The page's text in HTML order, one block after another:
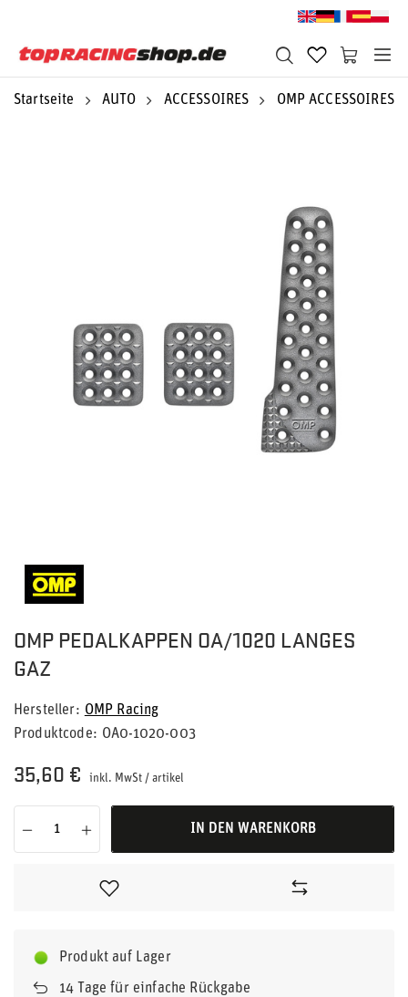
Startseite AUTO ACCESSOIRES OMP ACCESSOIRES
OMP PEDALKAPPEN OA/1020 LANGES
GAZ
Hersteller
OMP Racing
Produktcode
OA0-1020-003
35,60 € inkl. MwSt / artikel
IN DEN WARENKORB
Produkt auf Lager
14 Tage für einfache Rückgabe